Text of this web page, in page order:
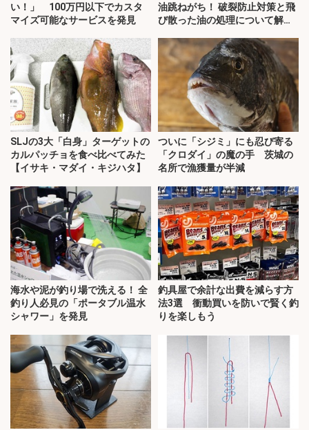
い！」 100万円以下でカスタ
マイズ可能なサービスを発見
油跳ねがち！ 破裂防止対策と飛
び散った油の処理について解
SLJの3大「白身」ターゲットの
カルパッチョを食べ比べてみた
【イサキ・マダイ・キジハタ】
ついに「シジミ」にも忍び寄る
「クロダイ」の魔の手 茨城の
名所で漁獲量が半減
海水や泥が釣り場で洗える！ 全
釣り人必見の「ポータブル温水
シャワー」を発見
釣具屋で余計な出費を減らす方
法3選 衝動買いを防いで賢く釣
りを楽しもう